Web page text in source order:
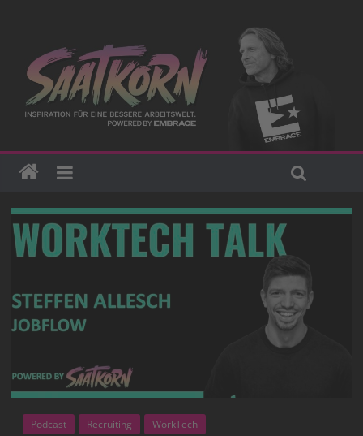
Podcast Recruiting WorkTech